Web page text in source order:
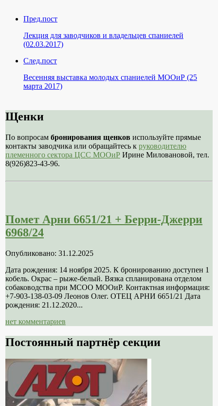
Пред.пост
Лекция для заводчиков и владельцев спаниелей
(02.03.2017)
След.пост
Весенняя выставка молодых спаниелей МООиР (25
марта 2017)
Щенки
По вопросам бронирования щенков используйте прямые
контакты заводчика или обращайтесь к руководителю
племенного сектора ЦСС МООиР Ирине Миловановой, тел.
8(926)823-43-96.
Помет Арни 6651/21 + Берри-Джерри
6968/24
Опубликовано: 31.12.2025
Дата рождения: 14 ноября 2025. К бронированию доступен 1
кобель. Окрас – рыже-белый. Вязка спланирована отделом
собаководства при МСОО МООиР. Контактная информация:
+7-903-138-03-09 Леонов Олег. ОТЕЦ АРНИ 6651/21 Дата
рождения: 21.12.2020...
нет комментариев
Постоянный партнёр секции